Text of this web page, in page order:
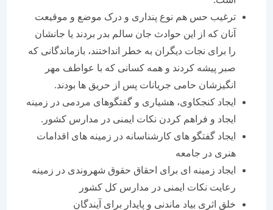
ترغیب حس هم نوع پنداری و درک موضع و موقیعت
آنان که از این حوادث جان سالم بدر بردند یا جانشان
را برای نجات دیگران به خطر انداختند، بازماندگانی که
صبر پیشه کردند و همه کسانی که با عواطف مهر
انگیزشان حامی جریانات پس از حریق ها بودند.
ایجاد کنجکاوی، هشیاری و گفتگوهای مردمی در زمینه
ایجاد و فراهم کردن نکات ایمنی در مدارس کشور.
ایجاد گفتگو های کارشناسانه در زمینه های اقدامات
هنری در جامعه
ایجاد زمینه ای برای احقاق حقوق شهروندی در زمینه
رعایت نکات ایمنی در مدارس کل کشور
خلق اثری بیاد ماندنی و پایدار برای آیندگان